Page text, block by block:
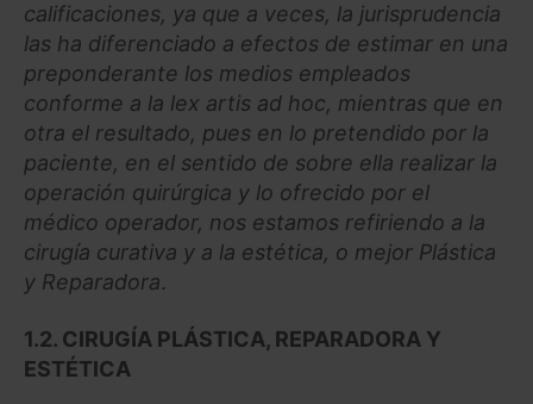
calificaciones, ya que a veces, la jurisprudencia
las ha diferenciado a efectos de estimar en una
preponderante los medios empleados
conforme a la lex artis ad hoc, mientras que en
otra el resultado, pues en lo pretendido por la
paciente, en el sentido de sobre ella realizar la
operación quirúrgica y lo ofrecido por el
médico operador, nos estamos refiriendo a la
cirugía curativa y a la estética, o mejor Plástica
y Reparadora.
1.2. CIRUGÍA PLÁSTICA, REPARADORA Y
ESTÉTICA